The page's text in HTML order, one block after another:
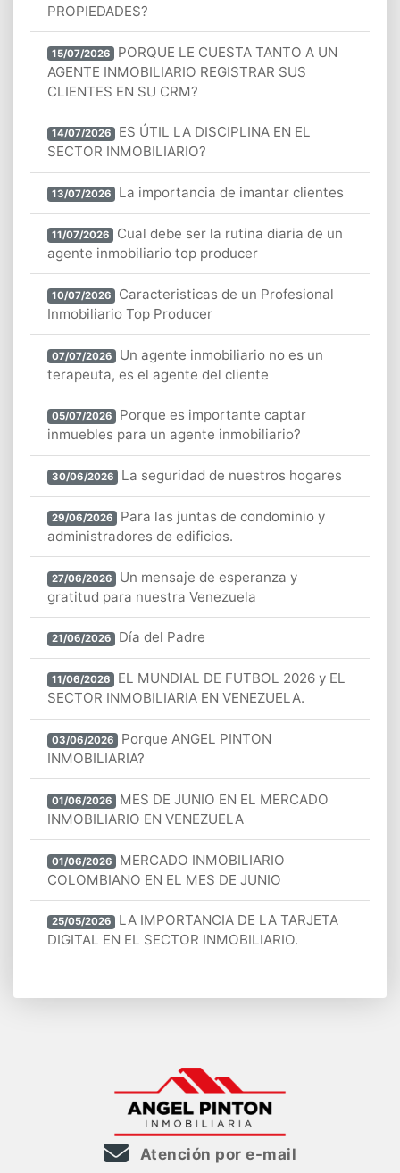
PROPIEDADES?
15/07/2026
PORQUE LE CUESTA TANTO A UN
AGENTE INMOBILIARIO REGISTRAR SUS
CLIENTES EN SU CRM?
14/07/2026
ES ÚTIL LA DISCIPLINA EN EL
SECTOR INMOBILIARIO?
13/07/2026 La importancia de imantar clientes
11/07/2026
Cual debe ser la rutina diaria de un
agente inmobiliario top producer
10/07/2026
Caracteristicas de un Profesional
Inmobiliario Top Producer
07/07/2026
Un agente inmobiliario no es un
terapeuta, es el agente del cliente
05/07/2026
Porque es importante captar
inmuebles para un agente inmobiliario?
30/06/2026 La seguridad de nuestros hogares
29/06/2026
Para las juntas de condominio y
administradores de edificios.
27/06/2026
Un mensaje de esperanza y
gratitud para nuestra Venezuela
21/06/2026 Día del Padre
11/06/2026
EL MUNDIAL DE FUTBOL 2026 y EL
SECTOR INMOBILIARIA EN VENEZUELA.
03/06/2026
Porque ANGEL PINTON
INMOBILIARIA?
01/06/2026
MES DE JUNIO EN EL MERCADO
INMOBILIARIO EN VENEZUELA
01/06/2026
MERCADO INMOBILIARIO
COLOMBIANO EN EL MES DE JUNIO
25/05/2026
LA IMPORTANCIA DE LA TARJETA
DIGITAL EN EL SECTOR INMOBILIARIO.
Atención por e-mail